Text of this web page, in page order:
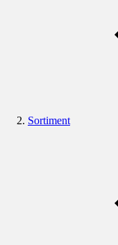
Sortiment